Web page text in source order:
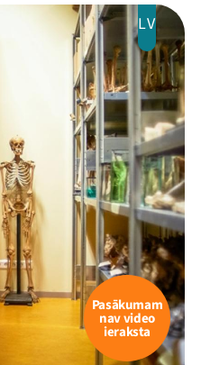
LV
Pasākumam
nav video
ieraksta